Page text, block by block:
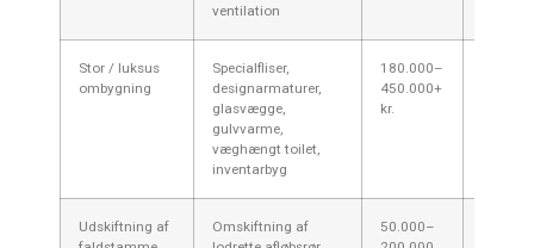
ventilation
Stor / luksus
ombygning
Specialfliser,
designarmaturer,
glasvægge,
gulvvarme,
væghængt toilet,
inventarbyg
180.000–
450.000+
kr.
Udskiftning af
Omskiftning af
50.000–